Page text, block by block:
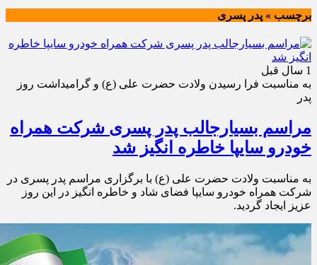
برچسب » پدر پسری
1 سال قبل
به مناسبت فرا رسیدن ولادت حضرت علی (ع) و گرامیداشت روز
پدر
مراسم بسیارجالب پدر پسری شرکت همراه
خودرو سایپا خاطره انگیز شد
به مناسبت ولادت حضرت علی (ع) با برگزاری مراسم پدر پسری در
شرکت همراه خودرو سایپا فضای شاد و خاطره انگیز در این روز
عزیز ایجاد گردید.